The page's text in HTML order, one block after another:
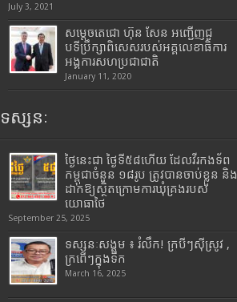
July 3, 2021
សម្តេចតេជោ ហ៊ុន សែន អញ្ជើញជួ
បទីប្រឹក្សាពិសេសរបស់អគ្គលេខាធិការ
អង្គការសហប្រជាជាតិ
January 11, 2020
ទស្សនៈ
ថ្ងៃនេះជា ថ្ងៃទី៥៨ហើយ ដែលវីរកងទ័ព
កម្ពុជាចំនួន ១៨រូប ត្រូវបានចាប់ខ្លួន និង
ដាក់ឱ្យស្ថិតក្រោមការឃុំគ្រងរបស់
យោធាថៃ
September 25, 2025
ទស្សនៈសង្គម ៖ រំលឹក! ក្របីៗស៊ីស្រូវ ,
ក្រពើៗក្នុងទឹក
March 16, 2025